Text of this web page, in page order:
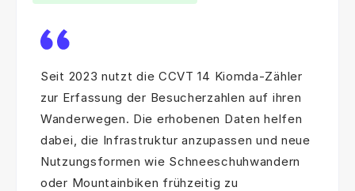
Seit 2023 nutzt die CCVT 14 Kiomda-Zähler
zur Erfassung der Besucherzahlen auf ihren
Wanderwegen. Die erhobenen Daten helfen
dabei, die Infrastruktur anzupassen und neue
Nutzungsformen wie Schneeschuhwandern
oder Mountainbiken frühzeitig zu